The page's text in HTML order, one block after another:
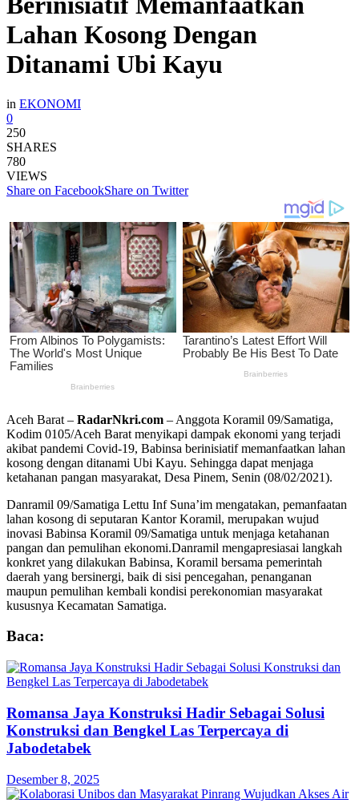
Lahan Kosong Dengan
Ditanami Ubi Kayu
in EKONOMI
0
250
SHARES
780
VIEWS
Share on FacebookShare on Twitter
Aceh Barat – RadarNkri.com – Anggota Koramil 09/Samatiga,
Kodim 0105/Aceh Barat menyikapi dampak ekonomi yang terjadi
akibat pandemi Covid-19, Babinsa berinisiatif memanfaatkan lahan
kosong dengan ditanami Ubi Kayu. Sehingga dapat menjaga
ketahanan pangan masyarakat, Desa Pinem, Senin (08/02/2021).
Danramil 09/Samatiga Lettu Inf Suna’im mengatakan, pemanfaatan
lahan kosong di seputaran Kantor Koramil, merupakan wujud
inovasi Babinsa Koramil 09/Samatiga untuk menjaga ketahanan
pangan dan pemulihan ekonomi.Danramil mengapresiasai langkah
konkret yang dilakukan Babinsa, Koramil bersama pemerintah
daerah yang bersinergi, baik di sisi pencegahan, penanganan
maupun pemulihan kembali kondisi perekonomian masyarakat
kususnya Kecamatan Samatiga.
Baca:
Romansa Jaya Konstruksi Hadir Sebagai Solusi
Konstruksi dan Bengkel Las Terpercaya di
Jabodetabek
Desember 8, 2025